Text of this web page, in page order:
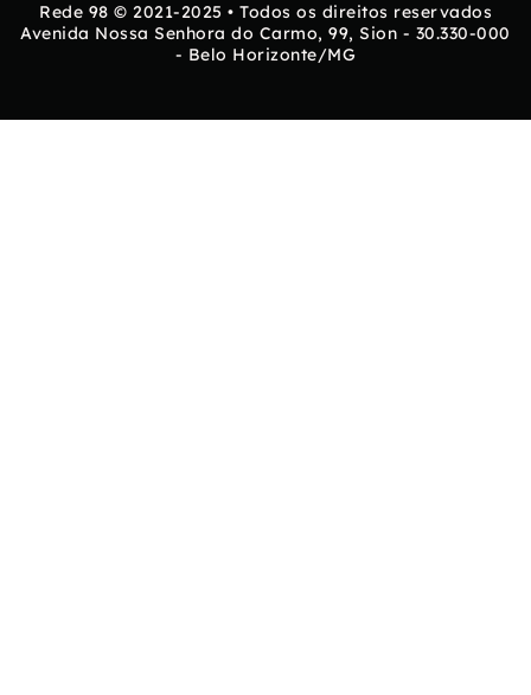
Rede 98 © 2021-2025 • Todos os direitos reservados
Avenida Nossa Senhora do Carmo, 99, Sion - 30.330-000
- Belo Horizonte/MG